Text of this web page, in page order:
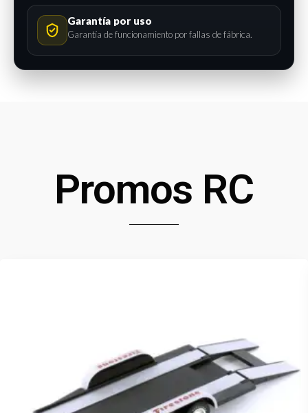
Garantía por uso
Garantía de funcionamiento por fallas de fábrica.
Promos RC